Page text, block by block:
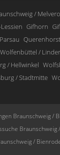
/
Gifhorn
Parsau Querenhorst
Wolfenbüttel /
/ Hellwinkel
/ Stadtmitte
Braunschweig /
Braunschweig
/